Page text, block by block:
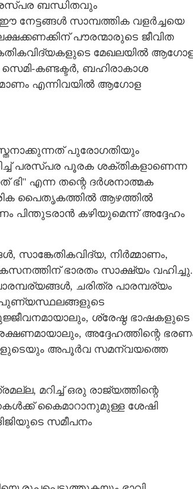
ബന്ധിതവും
സാമ്പത്തിക വളർച്ചയെ
പൗരന്മാരുടെ ജീവിത
മേഖലയിൽ
കണ്ടക്ടർ, ബഹിരാകാശ
എന്നിവയിൽ ആഗോള
പുരോഗതിയും
പരസ്പര പൂരക ശക്തികളാണെന്ന
ഭി" എന്ന തന്റെ ദർശനാത്മക
പൈതൃകത്തിൽ ആഴത്തിൽ
കഴിയുമെന്ന് അദ്ദേഹം
നിർമ്മാണം,
ഭാരതം സാക്ഷ്യം വഹിച്ചു.
ചരിത്ര പാരമ്പര്യം
പുണ്യസ്ഥലങ്ങളുടെ
ശ്രേഷ്ഠ ഭാഷകളുടെ
അദ്ദേഹത്തിന്റെ
അപൂർവ സമന്വയത്തെ
മറിച്ച് ഒരു രാജ്യത്തിന്റെ
കൈമാറാനുമുള്ള ശേഷി
സമീപനം
Share this link